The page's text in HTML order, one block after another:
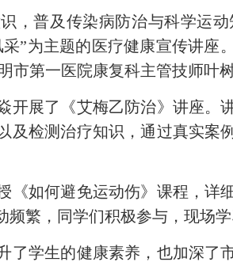
普及传染病防治与科学运动
”为主题的医疗健康宣传讲
市第一医院康复科主管技师叶
展了《艾梅乙防治》讲座。
及检测治疗知识，通过真实案
如何避免运动伤》课程，详
繁，同学们积极参与，现场
学生的健康素养，也加深了